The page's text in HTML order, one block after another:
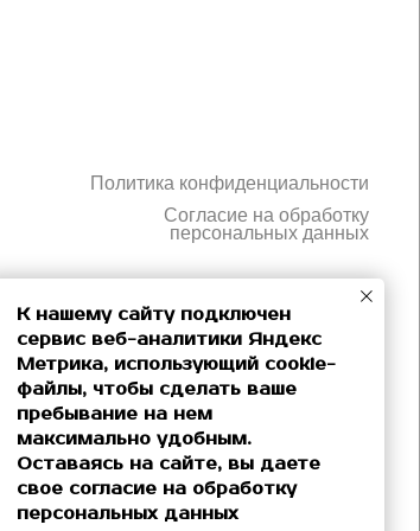
Рассчитать стоимость
К нашему сайту подключен
сервис веб-аналитики Яндекс
Метрика, использующий cookie-
файлы, чтобы сделать ваше
пребывание на нем
максимально удобным.
Оставаясь на сайте, вы даете
свое согласие на обработку
персональных данных